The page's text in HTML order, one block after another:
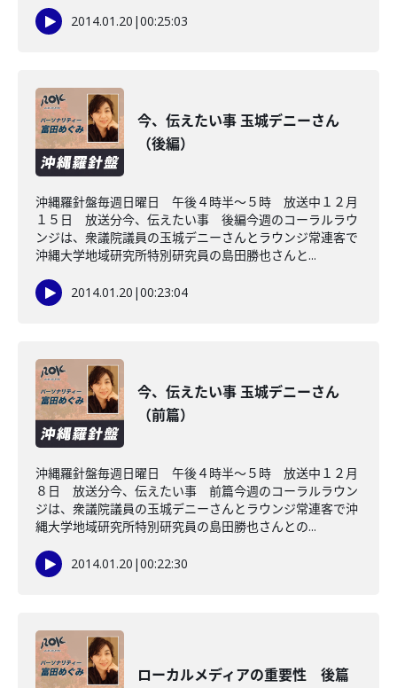
2014.01.20 |00:25:03
今、伝えたい事 玉城デニーさん
（後編）
沖縄羅針盤毎週日曜日 午後４時半～５時 放送中１２月
１５日 放送分今、伝えたい事 後編今週のコーラルラウ
ンジは、衆議院議員の玉城デニーさんとラウンジ常連客で
沖縄大学地域研究所特別研究員の島田勝也さんと...
2014.01.20 |00:23:04
今、伝えたい事 玉城デニーさん
（前篇）
沖縄羅針盤毎週日曜日 午後４時半～５時 放送中１２月
８日 放送分今、伝えたい事 前篇今週のコーラルラウン
ジは、衆議院議員の玉城デニーさんとラウンジ常連客で沖
縄大学地域研究所特別研究員の島田勝也さんとの...
2014.01.20 |00:22:30
ローカルメディアの重要性 後篇